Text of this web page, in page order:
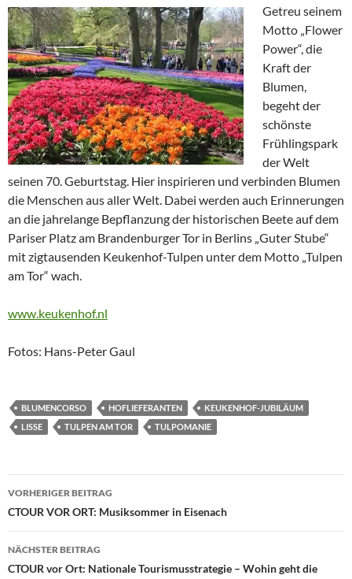
Getreu seinem
Motto „Flower
Power“, die
Kraft der
Blumen,
begeht der
schönste
Frühlingspark
der Welt
seinen 70. Geburtstag. Hier inspirieren und verbinden Blumen
die Menschen aus aller Welt. Dabei werden auch Erinnerungen
an die jahrelange Bepflanzung der historischen Beete auf dem
Pariser Platz am Brandenburger Tor in Berlins „Guter Stube“
mit zigtausenden Keukenhof-Tulpen unter dem Motto „Tulpen
am Tor“ wach.
www.keukenhof.nl
Fotos: Hans-Peter Gaul
BLUMENCORSO HOFLIEFERANTEN
KEUKENHOF-JUBILÄUM
LISSE
TULPEN AM TOR TULPOMANIE
Beitragsnavigation
VORHERIGER BEITRAG
CTOUR VOR ORT: Musiksommer in Eisenach
NÄCHSTER BEITRAG
CTOUR vor Ort: Nationale Tourismusstrategie – Wohin geht die